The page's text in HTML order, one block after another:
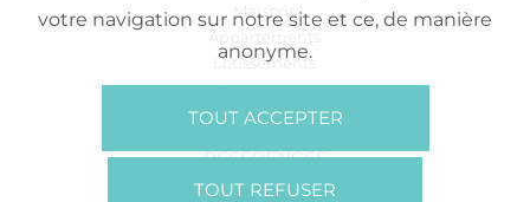
Maisons
Appartements
Lotissements
Commerces
Bureaux
RÉFÉRENCES
SUR NOUS
votre navigation sur notre site et ce, de manière
anonyme.
TOUT ACCEPTER
TOUT REFUSER